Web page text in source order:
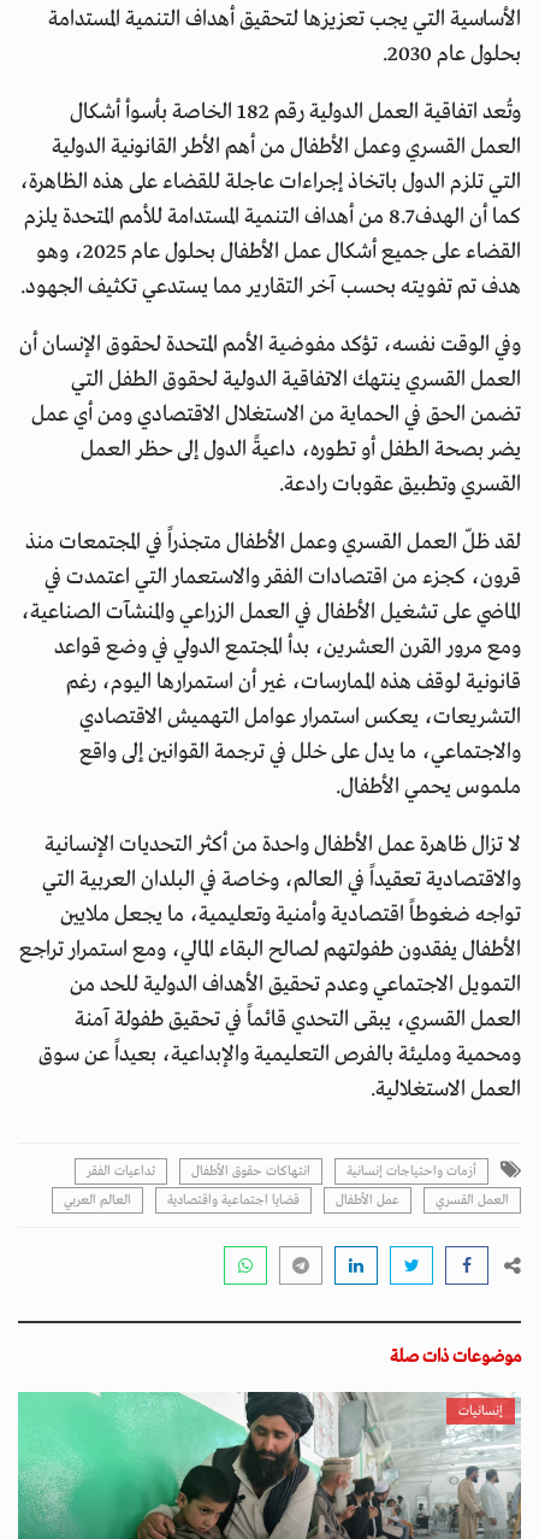
الأساسية التي يجب تعزيزها لتحقيق أهداف التنمية المستدامة
بحلول عام 2030.
وتُعد اتفاقية العمل الدولية رقم 182 الخاصة بأسوأ أشكال
العمل القسري وعمل الأطفال من أهم الأطر القانونية الدولية
التي تلزم الدول باتخاذ إجراءات عاجلة للقضاء على هذه الظاهرة،
كما أن الهدف 8.7 من أهداف التنمية المستدامة للأمم المتحدة يلزم
القضاء على جميع أشكال عمل الأطفال بحلول عام 2025، وهو
هدف تم تفويته بحسب آخر التقارير مما يستدعي تكثيف الجهود.
وفي الوقت نفسه، تؤكد مفوضية الأمم المتحدة لحقوق الإنسان أن
العمل القسري ينتهك الاتفاقية الدولية لحقوق الطفل التي
تضمن الحق في الحماية من الاستغلال الاقتصادي ومن أي عمل
يضر بصحة الطفل أو تطوره، داعيةً الدول إلى حظر العمل
القسري وتطبيق عقوبات رادعة.
لقد ظلّ العمل القسري وعمل الأطفال متجذراً في المجتمعات منذ
قرون، كجزء من اقتصادات الفقر والاستعمار التي اعتمدت في
الماضي على تشغيل الأطفال في العمل الزراعي والمنشآت الصناعية،
ومع مرور القرن العشرين، بدأ المجتمع الدولي في وضع قواعد
قانونية لوقف هذه الممارسات، غير أن استمرارها اليوم، رغم
التشريعات، يعكس استمرار عوامل التهميش الاقتصادي
والاجتماعي، ما يدل على خلل في ترجمة القوانين إلى واقع
ملموس يحمي الأطفال.
لا تزال ظاهرة عمل الأطفال واحدة من أكثر التحديات الإنسانية
والاقتصادية تعقيداً في العالم، وخاصة في البلدان العربية التي
تواجه ضغوطاً اقتصادية وأمنية وتعليمية، ما يجعل ملايين
الأطفال يفقدون طفولتهم لصالح البقاء المالي، ومع استمرار تراجع
التمويل الاجتماعي وعدم تحقيق الأهداف الدولية للحد من
العمل القسري، يبقى التحدي قائماً في تحقيق طفولة آمنة
ومحمية ومليئة بالفرص التعليمية والإبداعية، بعيداً عن سوق
العمل الاستغلالية.
أزمات واحتياجات إنسانية انتهاكات حقوق الأطفال
تداعيات الفقر
العمل القسري
عمل الأطفال قضايا اجتماعية واقتصادية العالم العربي
موضوعات ذات صلة
إنسانيات